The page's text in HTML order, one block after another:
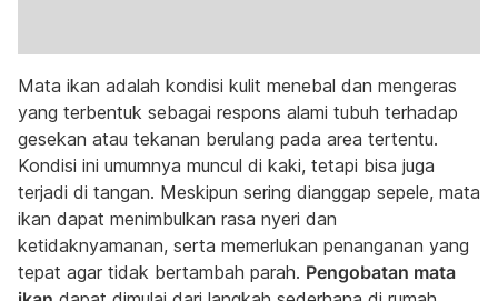
Mata ikan adalah kondisi kulit menebal dan mengeras
yang terbentuk sebagai respons alami tubuh terhadap
gesekan atau tekanan berulang pada area tertentu.
Kondisi ini umumnya muncul di kaki, tetapi bisa juga
terjadi di tangan. Meskipun sering dianggap sepele, mata
ikan dapat menimbulkan rasa nyeri dan
ketidaknyamanan, serta memerlukan penanganan yang
tepat agar tidak bertambah parah. Pengobatan mata